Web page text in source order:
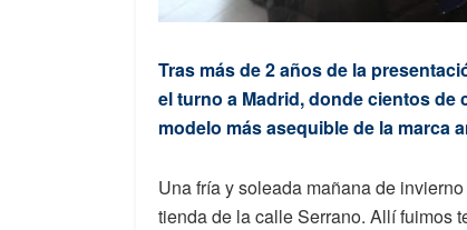
Tras más de 2 años de la
el turno a Madrid, donde cientos
modelo más asequible de la marca
Una fría y soleada mañana de
tienda de la calle Serrano. Allí fuimos